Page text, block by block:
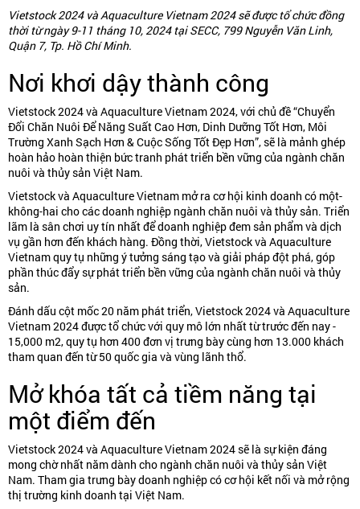
Vietstock 2024 và Aquaculture Vietnam 2024 sẽ được tổ chức đồng
thời từ ngày 9-11 tháng 10, 2024 tại SECC, 799 Nguyễn Văn Linh,
Quận 7, Tp. Hồ Chí Minh.
Nơi khơi dậy thành công
Vietstock 2024 và Aquaculture Vietnam 2024, với chủ đề “Chuyển
Đổi Chăn Nuôi Để Năng Suất Cao Hơn, Dinh Dưỡng Tốt Hơn, Môi
Trường Xanh Sạch Hơn & Cuộc Sống Tốt Đẹp Hơn”, sẽ là mảnh ghép
hoàn hảo hoàn thiện bức tranh phát triển bền vững của ngành chăn
nuôi và thủy sản Việt Nam.
Vietstock và Aquaculture Vietnam mở ra cơ hội kinh doanh có một-
không-hai cho các doanh nghiệp ngành chăn nuôi và thủy sản. Triển
lãm là sân chơi uy tín nhất để doanh nghiệp đem sản phẩm và dịch
vụ gần hơn đến khách hàng. Đồng thời, Vietstock và Aquaculture
Vietnam quy tụ những ý tưởng sáng tạo và giải pháp đột phá, góp
phần thúc đẩy sự phát triển bền vững của ngành chăn nuôi và thủy
sản.
Đánh dấu cột mốc 20 năm phát triển, Vietstock 2024 và Aquaculture
Vietnam 2024 được tổ chức với quy mô lớn nhất từ trước đến nay -
15,000 m2, quy tụ hơn 400 đơn vị trưng bày cùng hơn 13.000 khách
tham quan đến từ 50 quốc gia và vùng lãnh thổ.
Mở khóa tất cả tiềm năng tại
một điểm đến
Vietstock 2024 và Aquaculture Vietnam 2024 sẽ là sự kiện đáng
mong chờ nhất năm dành cho ngành chăn nuôi và thủy sản Việt
Nam. Tham gia trưng bày doanh nghiệp có cơ hội kết nối và mở rộng
thị trường kinh doanh tại Việt Nam.